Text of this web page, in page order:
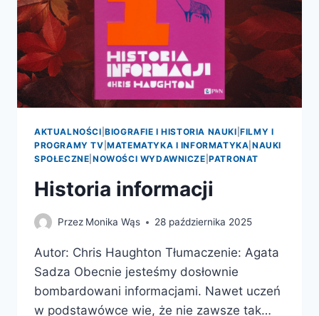
AKTUALNOŚCI |BIOGRAFIE I HISTORIA NAUKI |FILMY I
PROGRAMY TV |MATEMATYKA I INFORMATYKA |NAUKI
SPOŁECZNE NOWOŚCI WYDAWNICZE |PATRONAT
Historia informacji
Przez Monika Wąs 28 października 2025
Autor: Chris Haughton Tłumaczenie: Agata
Sadza Obecnie jesteśmy dosłownie
bombardowani informacjami. Nawet uczeń
w podstawówce wie, że nie zawsze tak…